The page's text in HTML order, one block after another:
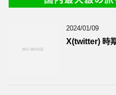
2024/01/09
X(twitter) 時